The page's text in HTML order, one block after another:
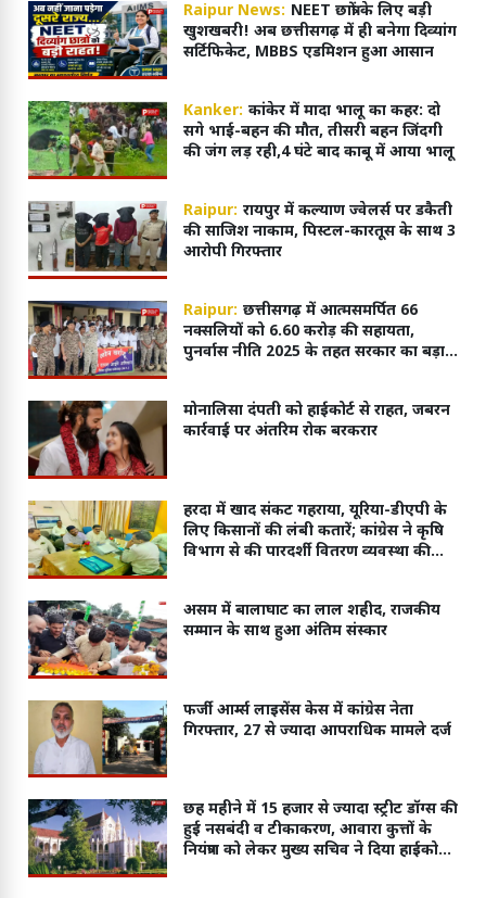
Raipur News: NEET छात्रों के लिए बड़ी
खुशखबरी! अब छत्तीसगढ़ में ही बनेगा दिव्यांग
सर्टिफिकेट, MBBS एडमिशन हुआ आसान
Kanker: कांकेर में मादा भालू का कहर: दो
सगे भाई-बहन की मौत, तीसरी बहन जिंदगी
की जंग लड़ रही,4 घंटे बाद काबू में आया भालू
Raipur: रायपुर में कल्याण ज्वेलर्स पर डकैती
की साजिश नाकाम, पिस्टल-कारतूस के साथ 3
आरोपी गिरफ्तार
Raipur: छत्तीसगढ़ में आत्मसमर्पित 66
नक्सलियों को 6.60 करोड़ की सहायता,
पुनर्वास नीति 2025 के तहत सरकार का बड़ा
मोनालिसा दंपती को हाईकोर्ट से राहत, जबरन
कार्रवाई पर अंतरिम रोक बरकरार
हरदा में खाद संकट गहराया, यूरिया-डीएपी के
लिए किसानों की लंबी कतारें; कांग्रेस ने कृषि
विभाग से की पारदर्शी वितरण व्यवस्था की
असम में बालाघाट का लाल शहीद, राजकीय
सम्मान के साथ हुआ अंतिम संस्कार
फर्जी आर्म्स लाइसेंस केस में कांग्रेस नेता
गिरफ्तार, 27 से ज्यादा आपराधिक मामले दर्ज
छह महीने में 15 हजार से ज्यादा स्ट्रीट डॉग्स की
हुई नसबंदी व टीकाकरण, आवारा कुत्तों के
नियंत्रण को लेकर मुख्य सचिव ने दिया हाईकोर्ट